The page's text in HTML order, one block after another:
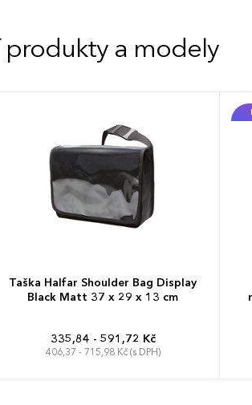
produkty a modely
Taška Halfar Shoulder Bag Display
Black Matt 37 x 29 x 13 cm
335,84 - 591,72 Kč
406,37 - 715,98 Kč (s DPH)